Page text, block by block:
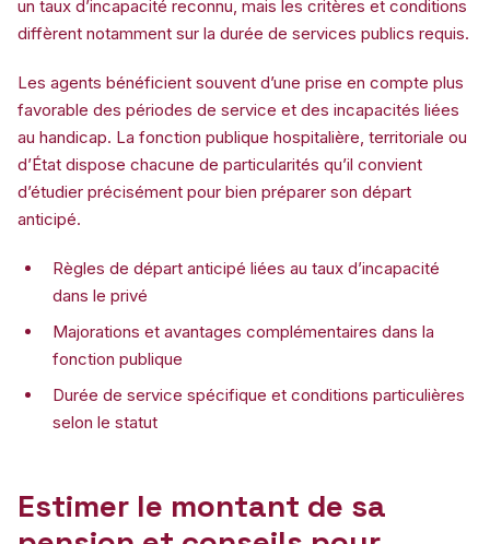
un taux d’incapacité reconnu, mais les critères et conditions
diffèrent notamment sur la durée de services publics requis.
Les agents bénéficient souvent d’une prise en compte plus
favorable des périodes de service et des incapacités liées
au handicap. La fonction publique hospitalière, territoriale ou
d’État dispose chacune de particularités qu’il convient
d’étudier précisément pour bien préparer son départ
anticipé.
Règles de départ anticipé liées au taux d’incapacité
dans le privé
Majorations et avantages complémentaires dans la
fonction publique
Durée de service spécifique et conditions particulières
selon le statut
Estimer le montant de sa